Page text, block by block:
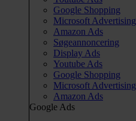
Google Shopping
Microsoft Advertising
Amazon Ads
Søgeannoncering
Display Ads
Youtube Ads
Google Shopping
Microsoft Advertising
Amazon Ads
Google Ads